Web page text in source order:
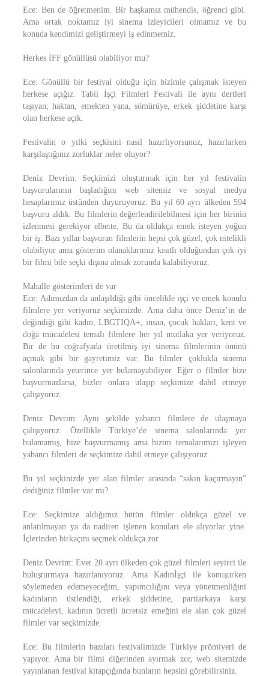
Ece: Ben de öğretmenim. Bir başkamız mühendis, öğrenci gibi.
Ama ortak noktamız iyi sinema izleyicileri olmamız ve bu
konuda kendimizi geliştirmeyi iş edinmemiz.
Herkes İFF gönüllüsü olabiliyor mu?
Ece: Gönüllü bir festival olduğu için bizimle çalışmak isteyen
herkese açığız. Tabii İşçi Filmleri Festivali ile aynı dertleri
taşıyan; haktan, emekten yana, sömürüye, erkek şiddetine karşı
olan herkese açık.
Festivalin o yılki seçkisini nasıl hazırlıyorsunuz, hazırlarken
karşılaştığınız zorluklar neler oluyor?
Deniz Devrim: Seçkimizi oluşturmak için her yıl festivalin
başvurularının başladığını web sitemiz ve sosyal medya
hesaplarımız üstünden duyuruyoruz. Bu yıl 60 ayrı ülkeden 594
başvuru aldık. Bu filmlerin değerlendirilebilmesi için her birinin
izlenmesi gerekiyor elbette. Bu da oldukça emek isteyen yoğun
bir iş. Bazı yıllar başvuran filmlerin hepsi çok güzel, çok nitelikli
olabiliyor ama gösterim olanaklarımız kısıtlı olduğundan çok iyi
bir filmi bile seçki dışına almak zorunda kalabiliyoruz.
Mahalle gösterimleri de var
Ece: Adımızdan da anlaşıldığı gibi öncelikle işçi ve emek konulu
filmlere yer veriyoruz seçkimizde. Ama daha önce Deniz’in de
değindiği gibi kadın, LBGTIQA+, insan, çocuk hakları, kent ve
doğa mücadelesi temalı filmlere her yıl mutlaka yer veriyoruz.
Bir de bu coğrafyada üretilmiş iyi sinema filmlerinin önünü
açmak gibi bir gayretimiz var. Bu filmler çoklukla sinema
salonlarında yeterince yer bulamayabiliyor. Eğer o filmler bize
başvurmazlarsa, bizler onlara ulaşıp seçkimize dahil etmeye
çalışıyoruz.
Deniz Devrim: Aynı şekilde yabancı filmlere de ulaşmaya
çalışıyoruz. Özellikle Türkiye’de sinema salonlarında yer
bulamamış, bize başvurmamış ama bizim temalarımızı işleyen
yabancı filmleri de seçkimize dahil etmeye çalışıyoruz.
Bu yıl seçkinizde yer alan filmler arasında “sakın kaçırmayın”
dediğiniz filmler var mı?
Ece: Seçkimize aldığımız bütün filmler oldukça güzel ve
anlatılmayan ya da nadiren işlenen konuları ele alıyorlar yine.
İçlerinden birkaçını seçmek oldukça zor.
Deniz Devrim: Evet 20 ayrı ülkeden çok güzel filmleri seyirci ile
buluşturmaya hazırlanıyoruz. Ama Kadınİşçi ile konuşurken
söylemeden edemeyeceğim, yapımcılığını veya yönetmenliğini
kadınların üstlendiği, erkek şiddetine, partiarkaya karşı
mücadeleyi, kadının ücretli ücretsiz emeğini ele alan çok güzel
filmler var seçkimizde.
Ece: Bu filmlerin bazıları festivalimizde Türkiye prömiyeri de
yapıyor. Ama bir filmi diğerinden ayırmak zor, web sitemizde
yayınlanan festival kitapçığında bunların hepsini görebilirsiniz.